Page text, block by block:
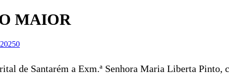
MAIOR
0
de Santarém a Exm.ª Senhora Maria Liberta Pinto,